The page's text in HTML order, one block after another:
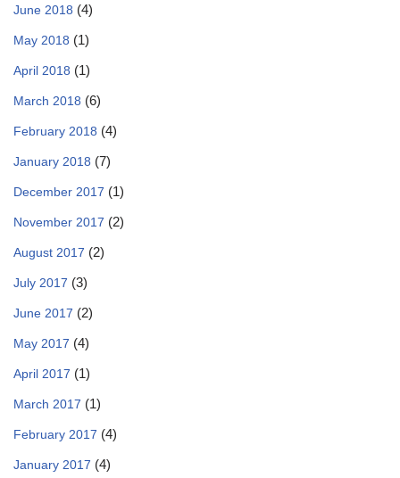
June 2018 (4)
May 2018 (1)
April 2018 (1)
March 2018 (6)
February 2018 (4)
January 2018 (7)
December 2017 (1)
November 2017 (2)
August 2017 (2)
July 2017 (3)
June 2017 (2)
May 2017 (4)
April 2017 (1)
March 2017 (1)
February 2017 (4)
January 2017 (4)